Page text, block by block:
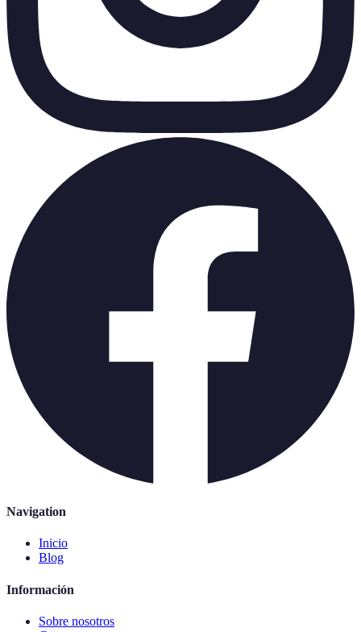
Navigation
Inicio
Blog
Información
Sobre nosotros